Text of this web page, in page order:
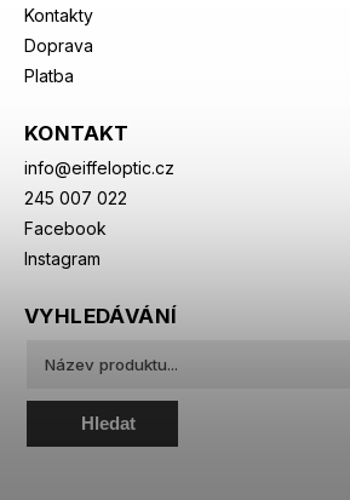
Kontakty
Doprava
Platba
KONTAKT
info@eiffeloptic.cz
245 007 022
Facebook
Instagram
VYHLEDÁVÁNÍ
Hledat